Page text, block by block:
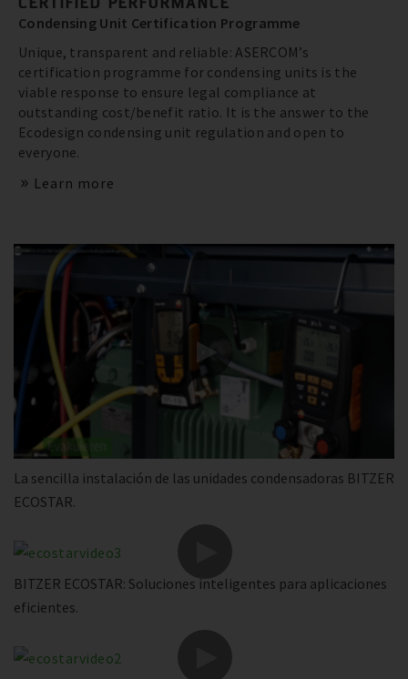
Condensing Unit Certification Programme
Unique, transparent and reliable: ASERCOM’s
certification programme for condensing units is the
viable response to ensure legal compliance at
outstanding cost/benefit ratio. It is the answer to the
Ecodesign condensing unit regulation and open to
everyone.
Learn more
La sencilla instalación de las unidades condensadoras BITZER
ECOSTAR.
BITZER ECOSTAR: Soluciones inteligentes para aplicaciones
eficientes.